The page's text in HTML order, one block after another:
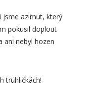
jsme azimut, který
pokusil doplout
ani nebyl hozen
truhličkách!